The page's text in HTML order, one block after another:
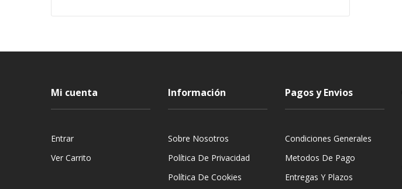
Mi cuenta
Entrar
Ver Carrito
Información
Sobre Nosotros
Política De Privacidad
Política De Cookies
Pagos y Envios
Condiciones Generales
Metodos De Pago
Entregas Y Plazos